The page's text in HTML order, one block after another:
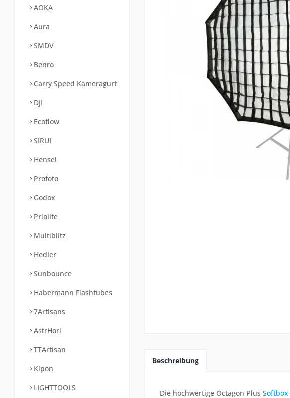
AOKA
Aura
SMDV
Benro
Carry Speed Kameragurt
DJI
Ecoflow
SIRUI
Hensel
Profoto
Godox
Priolite
Multiblitz
Hedler
Sunbounce
Habermann Flashtubes
7Artisans
AstrHori
TTArtisan
Kipon
LIGHTTOOLS
Beschreibung
Die hochwertige Octagon Plus Softbox